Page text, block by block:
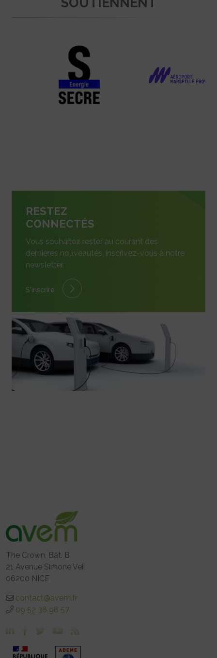
RESTEZ
CONNECTÉS
Vous souhaitez rester au courant des
dernières nouveautés, inscrivez-vous à notre
newsletter.
S'inscrire
The Crown, Bât. B
21 Avenue Simone Veil
06200 NICE
contact@avem.fr
09 52 38 98 57